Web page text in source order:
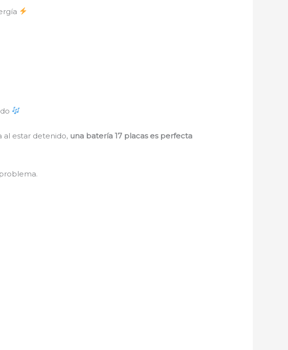
al estar detenido, una batería 17 placas es perfecta